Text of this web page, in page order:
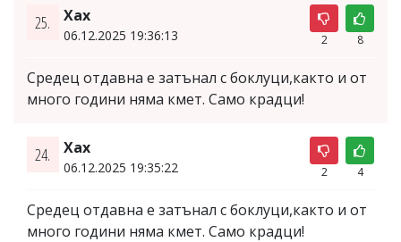
25. Хах
06.12.2025 19:36:13 2 8
Средец отдавна е затънал с боклуци,както и от
много години няма кмет. Само крадци!
24. Xax
06.12.2025 19:35:22 2 4
Средец отдавна е затънал с боклуци,както и от
много години няма кмет. Само крадци!